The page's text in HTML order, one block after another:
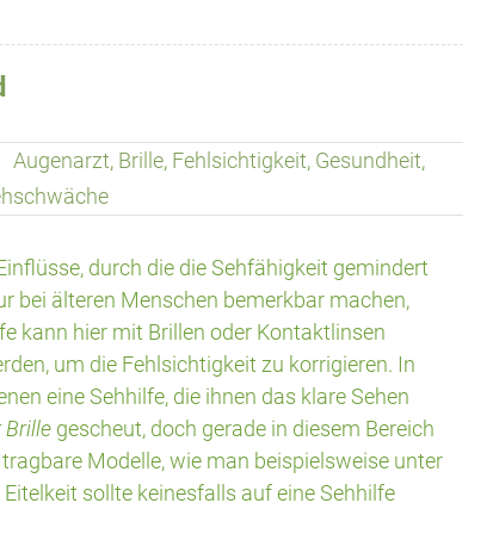
Augenarzt, Brille, Fehlsichtigkeit, Gesundheit,
durch die die Sehfähigkeit gemindert
bei älteren Menschen bemerkbar machen,
kann hier mit Brillen oder Kontaktlinsen
um die Fehlsichtigkeit zu korrigieren. In
eine Sehhilfe, die ihnen das klare Sehen
Brille gescheut, doch gerade in diesem Bereich
Modelle, wie man beispielsweise unter
sollte keinesfalls auf eine Sehhilfe